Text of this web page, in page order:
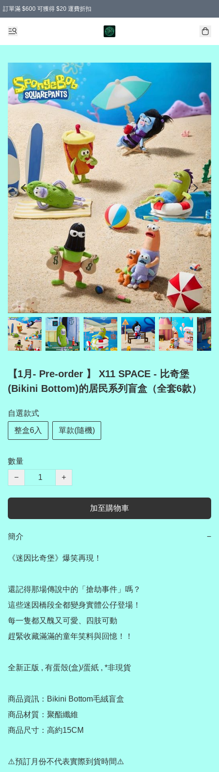
訂單滿 $600 可獲得 $20 運費折扣
【1月- Pre-order 】 X11 SPACE - 比奇堡
(Bikini Bottom)的居民系列盲盒（全套6款）
自選款式
整盒6入 單款(隨機)
數量
−
+
加至購物車
簡介 −
《迷因比奇堡》爆笑再現！
還記得那場傳說中的「搶劫事件」嗎？
這些迷因橋段全都變身實體公仔登場！
每一隻都又醜又可愛、四肢可動
趕緊收藏滿滿的童年笑料與回憶！！
全新正版 , 有蛋殼(盒)/蛋紙 , *非現貨
商品資訊：Bikini Bottom毛絨盲盒
商品材質：聚酯纖維
商品尺寸：高約15CM
⚠️預訂月份不代表實際到貨時間⚠️